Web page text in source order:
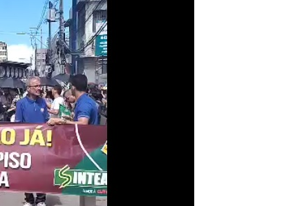
Popular